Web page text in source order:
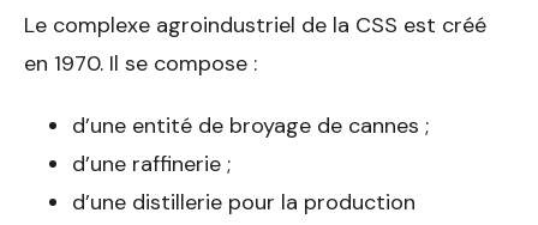
Le complexe agroindustriel de la CSS est créé
en 1970. Il se compose :
d’une entité de broyage de cannes ;
d’une raffinerie ;
d’une distillerie pour la production